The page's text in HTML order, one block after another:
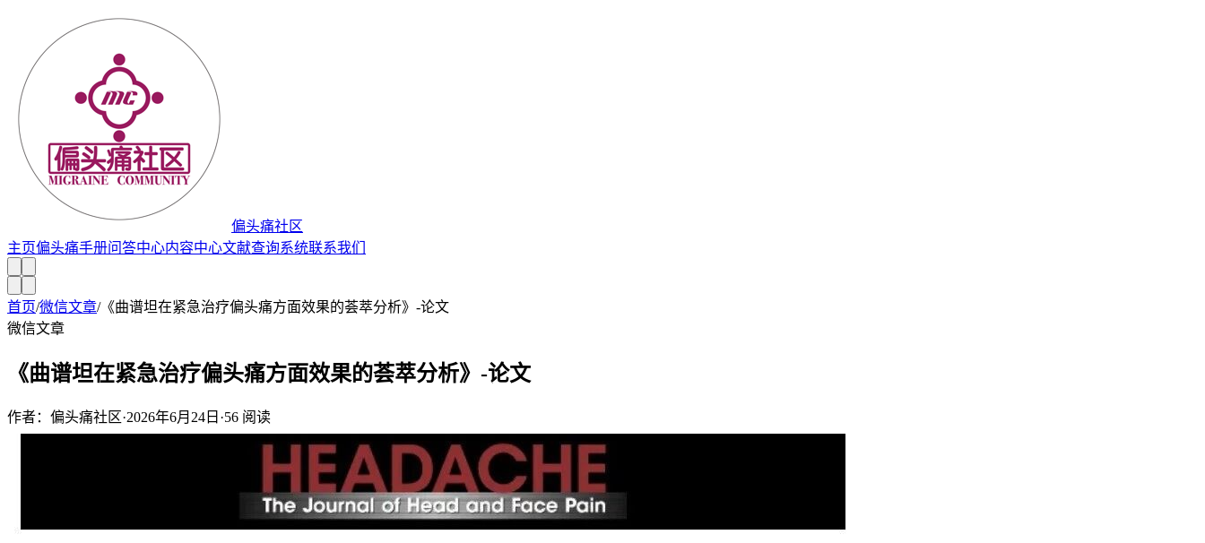
偏头痛社区
主页偏头痛手册问答中心内容中心文献查询系统联系我们
首页/微信文章/《曲谱坦在紧急治疗偏头痛方面效果的荟萃分析》-论文
微信文章
《曲谱坦在紧急治疗偏头痛方面效果的荟萃分析》-论文
作者：偏头痛社区·2026年6月24日 ·56 阅读